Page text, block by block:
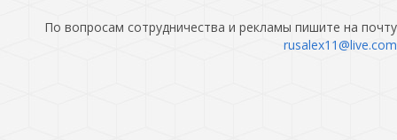
По вопросам сотрудничества и рекламы пишите на почту
rusalex11@live.com